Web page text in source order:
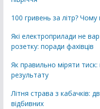
100 гривень за літр?
Які електроприлади не
розетку: поради фахівців
Як правильно міряти
результату
Літня страва з кабачків:
відбивних